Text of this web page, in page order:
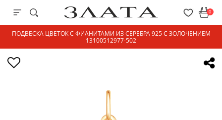
0
ПОДВЕСКА ЦВЕТОК С ФИАНИТАМИ ИЗ СЕРЕБРА 925 С ЗОЛОЧЕНИЕМ
13100512977-502